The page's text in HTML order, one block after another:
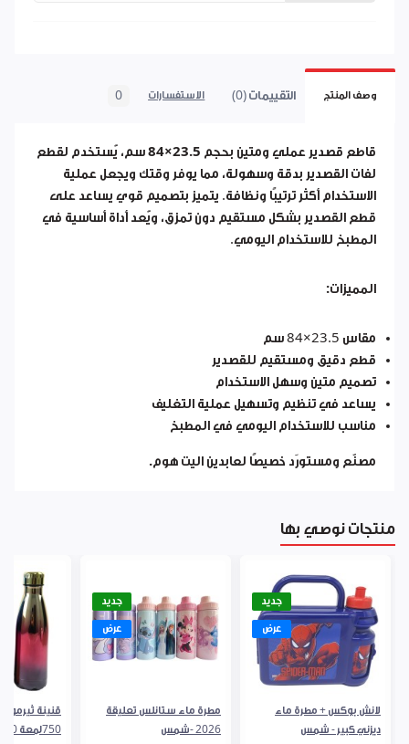
وصف المنتج التقييمات (0) الاستفسارات 0
قاطع قصدير عملي ومتين بحجم 23.5×84 سم
، يُستخدم لقطع
لفات القصدير بدقة وسهولة، مما يوفر وقتك ويجعل عملية
الاستخدام أكثر ترتيبًا ونظافة. يتميز بتصميم قوي يساعد على
قطع القصدير بشكل مستقيم دون تمزق، ويُعد أداة أساسية في
المطبخ للاستخدام اليومي.
المميزات:
مقاس 23.5×84 سم
قطع دقيق ومستقيم للقصدير
تصميم متين وسهل الاستخدام
يساعد في تنظيم وتسهيل عملية التغليف
مناسب للاستخدام اليومي في المطبخ
مصنّع ومستورَد خصيصًا لعابدين اليت هوم.
منتجات نوصي بها
جديد
عرض
لانش بوكس + مطرة ماء
ديزني كبير - شمس
جديد
عرض
مطرة ماء ستانلس تعليقة
2026 -شمس
قنينة
750لمعة 9240640